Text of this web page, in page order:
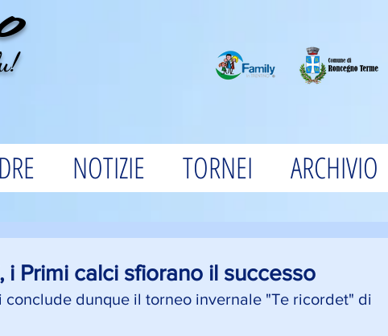
NOTIZIE TORNEI ARCHIVIO
Primi calci sfiorano il successo
conclude dunque il torneo invernale "Te ricordet" di